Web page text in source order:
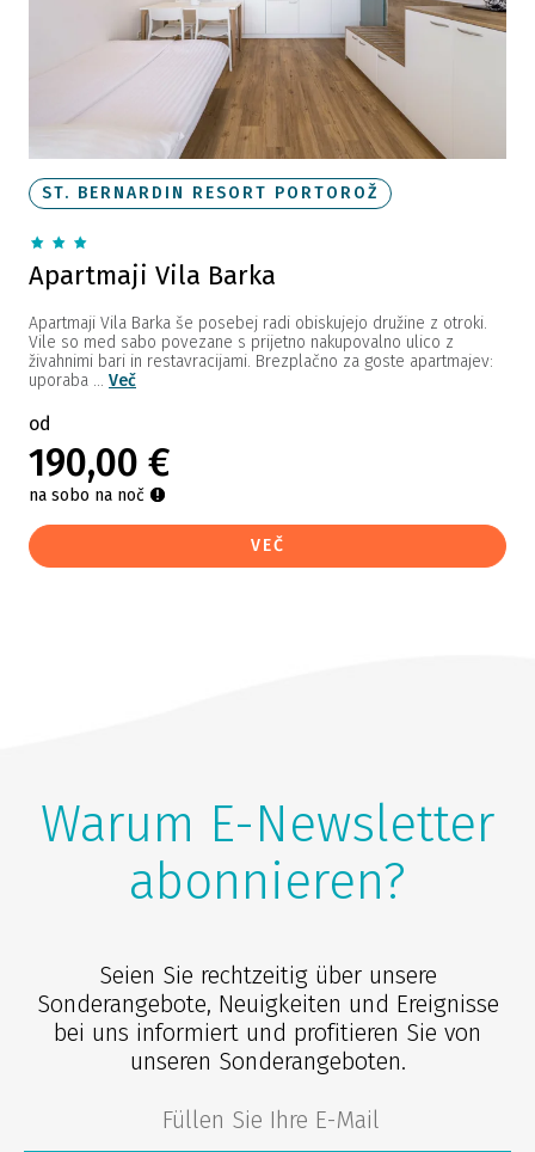
ST. BERNARDIN RESORT PORTOROŽ
Apartmaji Vila Barka
Apartmaji Vila Barka še posebej radi obiskujejo družine z otroki.
Vile so med sabo povezane s prijetno nakupovalno ulico z
živahnimi bari in restavracijami. Brezplačno za goste apartmajev:
uporaba ... Več
od
190,00 €
na sobo na noč
VEČ
Warum E-Newsletter
abonnieren?
Seien Sie rechtzeitig über unsere
Sonderangebote, Neuigkeiten und Ereignisse
bei uns informiert und profitieren Sie von
unseren Sonderangeboten.